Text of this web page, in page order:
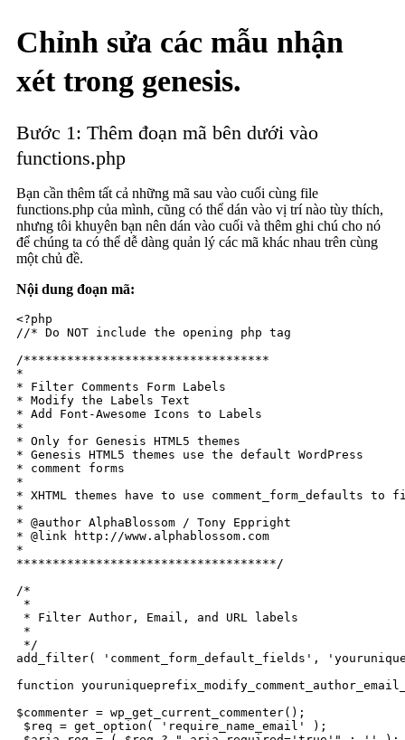
Chỉnh sửa các mẫu nhận
xét trong genesis.
Bước 1: Thêm đoạn mã bên dưới vào
functions.php
Bạn cần thêm tất cả những mã sau vào cuối cùng file
functions.php của mình, cũng có thể dán vào vị trí nào tùy thích,
nhưng tôi khuyên bạn nên dán vào cuối và thêm ghi chú cho nó
để chúng ta có thể dễ dàng quản lý các mã khác nhau trên cùng
một chủ đề.
Nội dung đoạn mã:
<?php
//* Do NOT include the opening php tag
/**********************************
*
* Filter Comments Form Labels
* Modify the Labels Text
* Add Font-Awesome Icons to Labels
*
* Only for Genesis HTML5 themes
* Genesis HTML5 themes use the default WordPress
* comment forms
*
* XHTML themes have to use
*
* @author AlphaBlossom / Tony Eppright
* @link http://www.alphablossom.com
*
************************************/
/*
*
* Filter Author, Email, and URL labels
*
*/
add_filter( 'comment_form_default_fields',
function
$commenter = wp_get_current_commenter();
$req = get_option( 'require_name_email' );